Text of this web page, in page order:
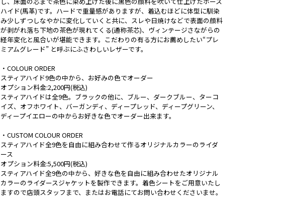
ハイド(馬革)です。ハードで重量感がありますが、着込むほどに体型に馴染
み少しずつしなやかに変化していくと共に、スレや日焼けなどで表面の顔料
が剥がれ落ち下地の茶色が現れてくる(通称茶芯)、ヴィンテージさながらの
経年変化と風合いが堪能できます。こだわりの有る方にお薦めしたい“プレ
ミアムグレード” と呼ぶにふさわしいレザーです。
・COLOUR ORDER
スティアハイド9色の中から、お好みの色でオーダー
オプション料金:2,200円(税込)
スティアハイドは全9色。ブラックの他に、ブルー、ダークブルー、ターコ
イズ、オフホワイト、バーガンディ、ディープレッド、ディープグリーン、
ディープイエローの中からお好きな色でオーダー出来ます。
・CUSTOM COLOUR ORDER
スティアハイド全9色を自由に組み合わせて作るオリジナルカラーのライダ
ース
オプション料金:5,500円(税込)
スティアハイド全9色の中から、好きな色を自由に組み合わせたオリジナル
カラーのライダースジャケットを製作できます。着色シートをご用意いたし
ますので店頭スタッフまで、またはお電話にてお問い合わせくださいませ。